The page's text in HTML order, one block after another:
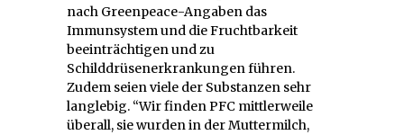
nach Greenpeace-Angaben das
Immunsystem und die Fruchtbarkeit
beeinträchtigen und zu
Schilddrüsenerkrankungen führen.
Zudem seien viele der Substanzen sehr
langlebig. “Wir finden PFC mittlerweile
überall, sie wurden in der Muttermilch,